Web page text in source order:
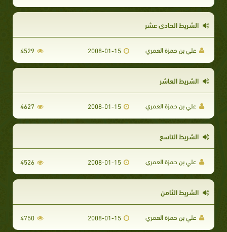
الشريط الحادي عشر
علي بن حمزة العمري 2008-01-15
4529
الشريط العاشر
علي بن حمزة العمري 2008-01-15
4627
الشريط التاسع
علي بن حمزة العمري 2008-01-15
4526
الشريط الثامن
علي بن حمزة العمري 2008-01-15
4750